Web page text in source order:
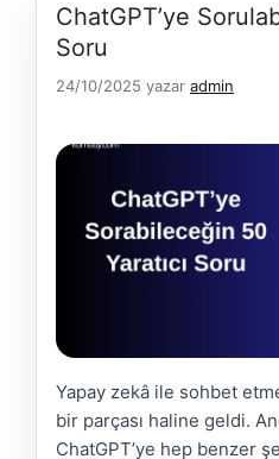
ChatGPT’ye
Soru
24/10/2025 yazar admin
Yapay zekâ ile sohbet
bir parçası haline geldi.
ChatGPT’ye hep benzer